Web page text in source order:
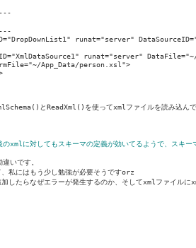
runat="server"
runat="server"
App_Data/person.xsl">
とReadXml()を使ってxmlファイルを読み込ん
xmlに対してもスキーマの定義が効いてるようで、スキ
いです。
私にはもう少し勉強が必要そうですorz
したらなぜエラーが発生するのか、そしてxmlファイル